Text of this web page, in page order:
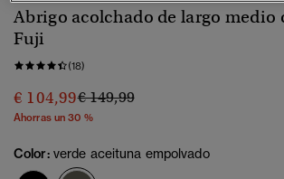
Abrigo acolchado de largo medio
Fuji
(18)
€ 104,99Precio rebajado de
€ 149,99a
Ahorras un 30 %
Color: verde aceituna empolvado